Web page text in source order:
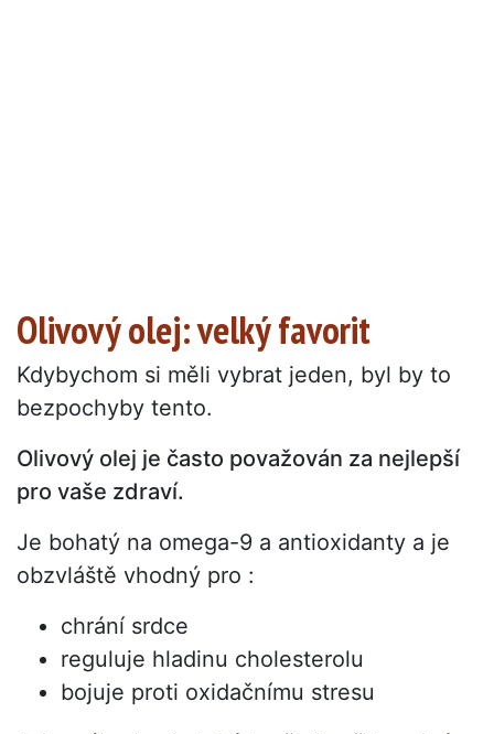
Olivový olej: velký favorit
Kdybychom si měli vybrat jeden, byl by to
bezpochyby tento.
Olivový olej je často považován za nejlepší
pro vaše zdraví.
Je bohatý na omega-9 a antioxidanty a je
obzvláště vhodný pro :
chrání srdce
reguluje hladinu cholesterolu
bojuje proti oxidačnímu stresu